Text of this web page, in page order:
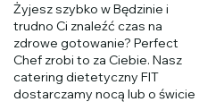
Żyjesz szybko w Będzinie i
trudno Ci znaleźć czas na
zdrowe gotowanie? Perfect
Chef zrobi to za Ciebie. Nasz
catering dietetyczny FIT
dostarczamy nocą lub o świcie